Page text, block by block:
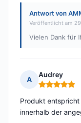
Antwort von
Veröffentlicht am
Vielen Dank für
A
Audrey
Hinweis: 5
Produkt
innerhalb der